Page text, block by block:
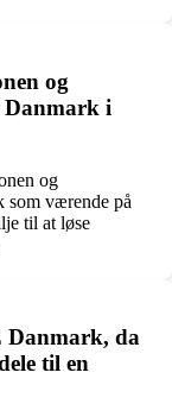
og
Danmark i
og
som værende på
til at løse
Danmark, da
til en